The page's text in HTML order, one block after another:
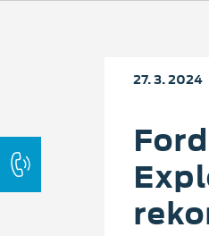
27. 3. 2024